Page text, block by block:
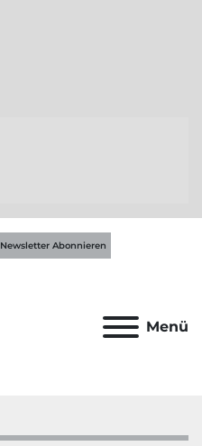
Menü
Newsletter Abonnieren